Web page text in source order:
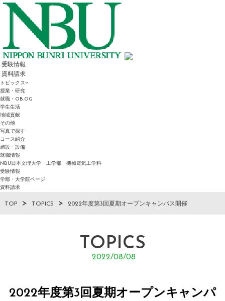
受験情報
資料請求
トピックス
授業・研究
就職・OB.OG
学生生活
地域貢献
その他
写真で探す
コース紹介
施設・設備
就職情報
NBU日本文理大学 工学部 機械電気工学科
受験情報
学部・大学院ページ
資料請求
TOP TOPICS 2022年度第3回夏期オープンキャンパス開催
TOPICS
2022/08/08
2022年度第3回夏期オープンキャンパ